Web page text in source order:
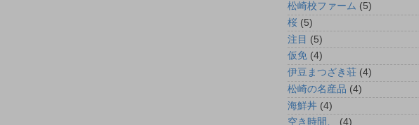
松崎校ファーム (5)
桜 (5)
注目 (5)
仮免 (4)
伊豆まつざき荘 (4)
松崎の名産品 (4)
海鮮丼 (4)
空き時間、
(4)